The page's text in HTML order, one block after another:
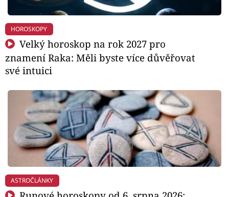
HOROSKOPY
Velký horoskop na rok 2027 pro
znamení Raka: Měli byste více důvěřovat
své intuici
ASTROČLÁNKY